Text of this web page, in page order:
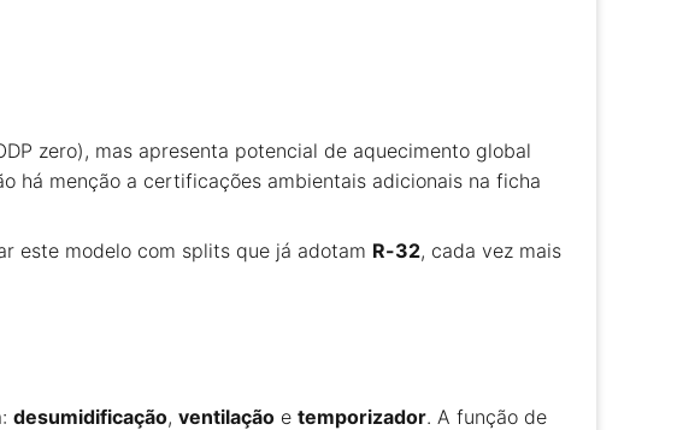
zero), mas apresenta potencial de aquecimento global
há menção a certificações ambientais adicionais na ficha
este modelo com splits que já adotam R-32, cada vez mais
desumidificação, ventilação e temporizador. A função de